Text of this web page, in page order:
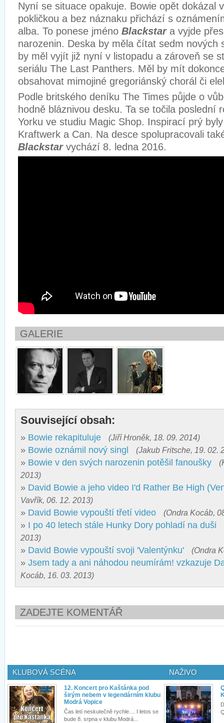
Nyní se situace opakuje. Bowie opět dokázal
pokličkou a bez náznaku přichází s
alba. To ponese jméno Blackstar a vyjde
narozenin. Deska by měla čítat sedm nových
by měl vyjít již nyní v listopadu a zároveň se
seriálu The Last Panthers. Měl by mít
obsahovat mimojiné gregoriánský chorál či
Podle britského deníku The Times půjde o
hodně bláznivou desku. Ta se točila poslední
Yorku ve studiu Magic Shop. Inspirací prý
Kraftwerk a Can. Na desce spolupracovali
Blackstarvychází 8. ledna 2016.
GALERIE
Související obsah:
» Bowie rekapituluje (Jiří Hroněk, 18. 09. 2014)
» Bowie oznámil nový singl (Jakub Fritsche, 19. 02.
» Bowie v den svých narozenin potěšil fanoušky
2013)
» David Bowie a jeho video I'd Rather Be High
Vavřík, 06. 12. 2013)
» David Bowie vypouští třetí video (Ondra Kocáb,
» I po 40 letech stále Hunky Dory pohladí na duši
2013)
» David Bowie vypouští svoji 'Valentýnku' (Ondra
» Jsem tady a ani náhodou neumírám! vzkazuje
Kocáb, 16. 03. 2013)
ZADEJTE KOMENTÁŘ
KLUBOVÁ SCÉNA
12. Koncert pro Kaštánka pod
širým nebem v legendárním klubu
Modrá Vopice
Čas letí neskutečně rychle.... I letos se
bude 8. srpna v klubu Modrá...
NAŽIVO